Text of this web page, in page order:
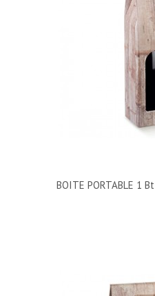
BOITE PORTABLE 1